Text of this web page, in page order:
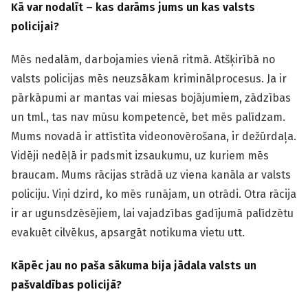
Kā var nodalīt – kas darāms jums un kas valsts
policijai?
Mēs nedalām, darbojamies vienā ritmā. Atšķirībā no
valsts policijas mēs neuzsākam kriminālprocesus. Ja ir
pārkāpumi ar mantas vai miesas bojājumiem, zādzības
un tml., tas nav mūsu kompetencē, bet mēs palīdzam.
Mums novadā ir attīstīta videonovērošana, ir dežūrdaļa.
Vidēji nedēļā ir padsmit izsaukumu, uz kuriem mēs
braucam. Mums rācijas strādā uz viena kanāla ar valsts
policiju. Viņi dzird, ko mēs runājam, un otrādi. Otra rācija
ir ar ugunsdzēsējiem, lai vajadzības gadījumā palīdzētu
evakuēt cilvēkus, apsargāt notikuma vietu utt.
Kāpēc jau no paša sākuma bija jādala valsts un
pašvaldības policijā?